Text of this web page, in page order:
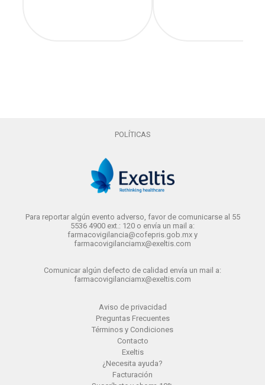
POLÍTICAS
Aviso de privacidad
Preguntas Frecuentes
Términos y Condiciones
Contacto
Exeltis
¿Necesita ayuda?
Facturación
Para reportar algún evento adverso, favor de comunicarse al 55
5536 4900 ext.: 120 o envía un mail a:
farmacovigilancia@cofepris.gob.mx y
farmacovigilanciamx@exeltis.com
Comunicar algún defecto de calidad envía un mail a:
farmacovigilanciamx@exeltis.com